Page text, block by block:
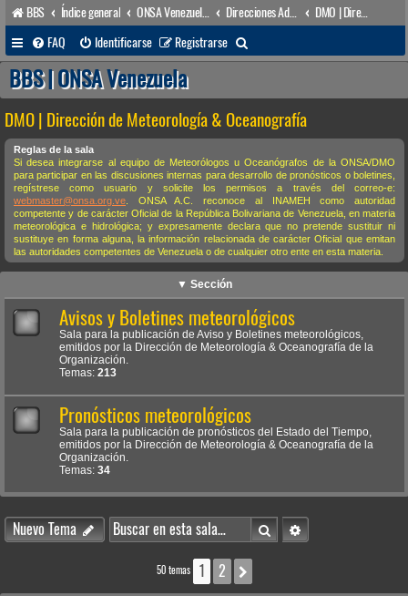
BBS Índice general Direcciones Administrativas
DMO | Dirección de Meteorología & Oceanografía
FAQ
Identificarse Registrarse
u
c
a
r
BBS | ONSA Venezuela
DMO | Dirección de Meteorología & Oceanografía
Reglas de la sala
Si desea integrarse al equipo de Meteorólogos u Oceanógrafos de la ONSA/DMO
para participar en las discusiones internas para desarrollo de pronósticos o boletines,
regístrese como usuario y solicite los permisos a través del correo-e:
webmaster@onsa.org.ve . ONSA A.C. reconoce al INAMEH como autoridad
competente y de carácter Oficial de la República Bolivariana de Venezuela, en materia
meteorológica e hidrológica; y expresamente declara que no pretende sustituir ni
sustituye en forma alguna, la información relacionada de carácter Oficial que emitan
las autoridades competentes de Venezuela o de cualquier otro ente en esta materia.
▼ Sección
Avisos y Boletines meteorológicos
Sala para la publicación de Aviso y Boletines meteorológicos,
emitidos por la Dirección de Meteorología & Oceanografía de la
Organización.
Temas: 213
Pronósticos meteorológicos
Sala para la publicación de pronósticos del Estado del Tiempo,
emitidos por la Dirección de Meteorología & Oceanografía de la
Organización.
Temas: 34
Nuevo Tema BuscarBúsqueda avanzada
50 temas 1 2